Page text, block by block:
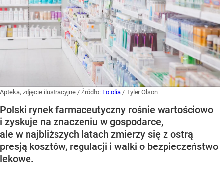
Apteka, zdjęcie ilustracyjne / Źródło: Fotolia / Tyler Olson
Polski rynek farmaceutyczny rośnie wartościowo
i zyskuje na znaczeniu w gospodarce,
ale w najbliższych latach zmierzy się z ostrą
presją kosztów, regulacji i walki o bezpieczeństwo
lekowe.